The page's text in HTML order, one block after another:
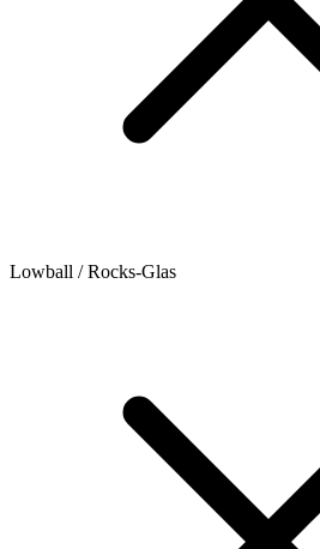
Lowball / Rocks-Glas